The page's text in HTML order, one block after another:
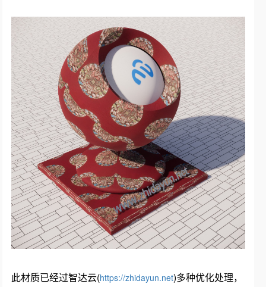
此材质已经过智达云(https://zhidayun.net)多种优化处理，